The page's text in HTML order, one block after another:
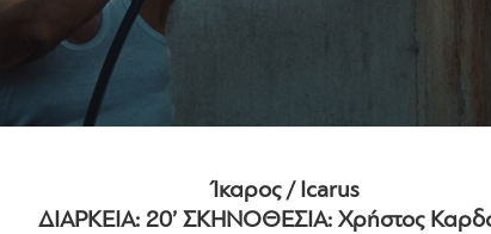
Ίκαρος / Icarus
ΔΙΑΡΚΕΙΑ: 20’ ΣΚΗΝΟΘΕΣΙΑ: Χρήστος